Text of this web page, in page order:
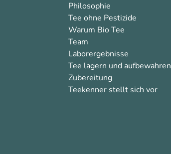
Philosophie
Tee ohne Pestizide
Warum Bio Tee
Team
Laborergebnisse
Tee lagern und aufbewahren
Zubereitung
Teekenner stellt sich vor